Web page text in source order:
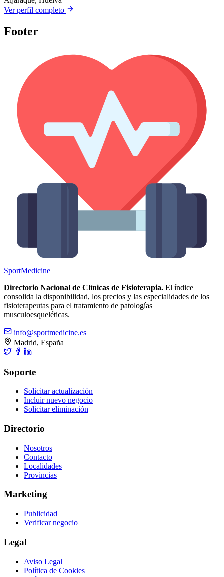
Ver perfil completo
Footer
SportMedicine
Directorio Nacional de Clínicas de Fisioterapia. El índice
consolida la disponibilidad, los precios y las especialidades de los
fisioterapeutas para el tratamiento de patologías
musculoesqueléticas.
info@sportmedicine.es
Madrid, España
Soporte
Solicitar actualización
Incluir nuevo negocio
Solicitar eliminación
Directorio
Nosotros
Contacto
Localidades
Provincias
Marketing
Publicidad
Verificar negocio
Legal
Aviso Legal
Política de Cookies